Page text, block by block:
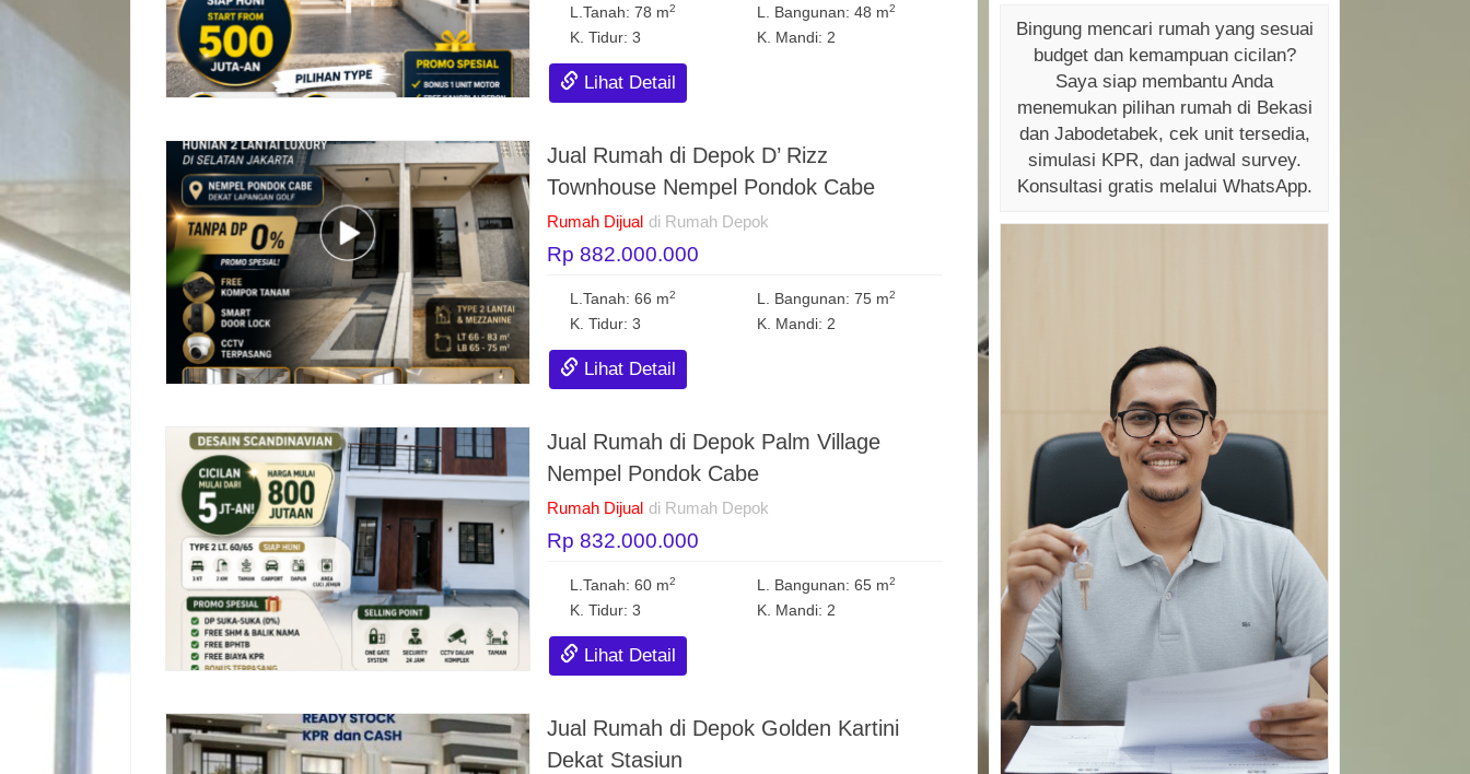
L.Tanah: 78 m2 L. Bangunan: 48 m2
K. Tidur: 3 K. Mandi: 2
Lihat Detail
Jual Rumah di Depok D’ Rizz
Townhouse Nempel Pondok Cabe
Rumah Dijual di Rumah Depok
Rp 882.000.000
L.Tanah: 66 m2 L. Bangunan: 75 m2
K. Tidur: 3 K. Mandi: 2
Lihat Detail
Jual Rumah di Depok Palm Village
Nempel Pondok Cabe
Rumah Dijual di Rumah Depok
Rp 832.000.000
L.Tanah: 60 m2 L. Bangunan: 65 m2
K. Tidur: 3 K. Mandi: 2
Lihat Detail
Jual Rumah di Depok Golden Kartini
Dekat Stasiun
Bingung mencari rumah yang sesuai
budget dan kemampuan cicilan?
Saya siap membantu Anda
menemukan pilihan rumah di Bekasi
dan Jabodetabek, cek unit tersedia,
simulasi KPR, dan jadwal survey.
Konsultasi gratis melalui WhatsApp.